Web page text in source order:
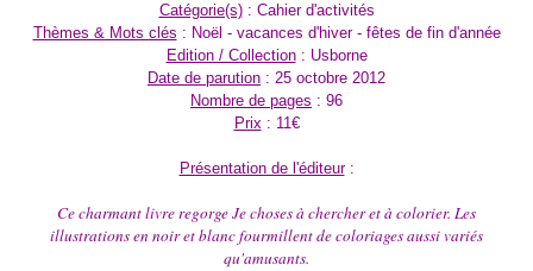
Catégorie(s): Cahier d'activités
Thèmes & Mots clés : Noël - vacances d'hiver - fêtes de fin d'année
Edition / Collection: Usborne
Date de parution : 25 octobre 2012
Nombre de pages : 96
Prix: 11€
Présentation de l'éditeur:
Ce charmant livre regorge Je choses à chercher et à colorier. Les
illustrations en noir et blanc fourmillent de coloriages aussi variés
qu'amusants.